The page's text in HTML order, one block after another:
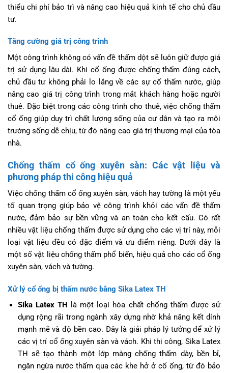
thiểu chi phí bảo trì và nâng cao hiệu quả kinh tế cho chủ đầu
tư.
Tăng cường giá trị công trình
Một công trình không có vấn đề thấm dột sẽ luôn giữ được giá
trị sử dụng lâu dài. Khi cổ ống được chống thấm đúng cách,
chủ đầu tư không phải lo lắng về các sự cố thấm nước, giúp
nâng cao giá trị công trình trong mắt khách hàng hoặc người
thuê. Đặc biệt trong các công trình cho thuê, việc chống thấm
cổ ống giúp duy trì chất lượng sống của cư dân và tạo ra môi
trường sống dễ chịu, từ đó nâng cao giá trị thương mại của tòa
nhà.
Chống thấm cổ ống xuyên sàn: Các vật liệu và
phương pháp thi công hiệu quả
Việc chống thấm cổ ống xuyên sàn, vách hay tường là một yếu
tố quan trọng giúp bảo vệ công trình khỏi các vấn đề thấm
nước, đảm bảo sự bền vững và an toàn cho kết cấu. Có rất
nhiều vật liệu chống thấm được sử dụng cho các vị trí này, mỗi
loại vật liệu đều có đặc điểm và ưu điểm riêng. Dưới đây là
một số vật liệu chống thấm phổ biến, hiệu quả cho các cổ ống
xuyên sàn, vách và tường.
Xử lý cổ ống bị thấm nước bằng Sika Latex TH
Sika Latex TH là một loại hóa chất chống thấm được sử
dụng rộng rãi trong ngành xây dựng nhờ khả năng kết dính
mạnh mẽ và độ bền cao. Đây là giải pháp lý tưởng để xử lý
các vị trí cổ ống xuyên sàn và vách. Khi thi công, Sika Latex
TH sẽ tạo thành một lớp màng chống thấm dày, bền bỉ,
ngăn ngừa nước thấm qua các khe hở ở cổ ống, từ đó bảo